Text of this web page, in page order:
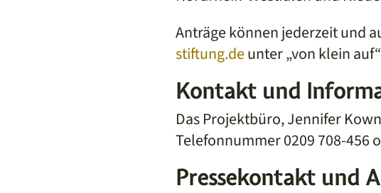
Anträge können jederzeit und
stiftung.deunter „von klein
Kontakt und
Das Projektbüro, Jennifer
Telefonnummer 0209 708-456
Pressekontakt und